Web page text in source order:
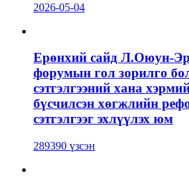
2026-05-04
Ерөнхий сайд Л.Оюун-
форумын гол зорилго
сэтгэлгээний хана
бүсчилсэн хөгжлийн
сэтгэлгээг эхлүүлэх юм
289390 үзсэн